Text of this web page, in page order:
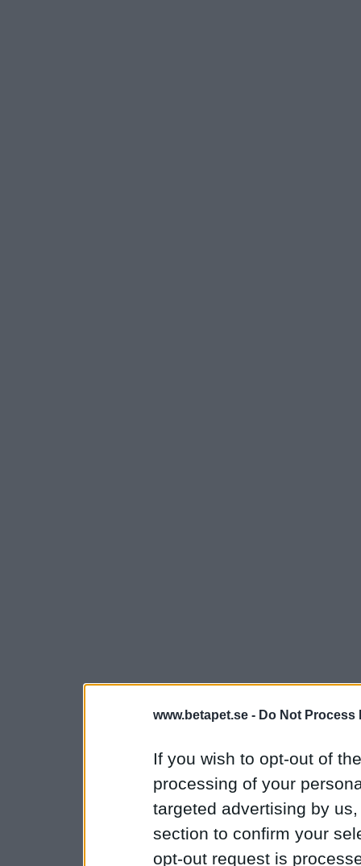
www.betapet.se - Do Not Process
If you wish to opt-out of
processing of your
targeted advertising by
section to confirm your
opt-out request is